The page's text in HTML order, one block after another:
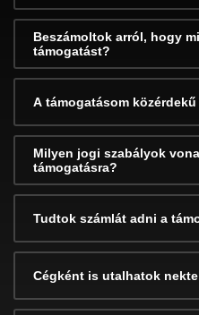
Beszámoltok arról, hogy
támogatást?
A támogatásom
Milyen jogi szabályok
támogatásra?
Tudtok számlát adni a
Cégként is utalhatok